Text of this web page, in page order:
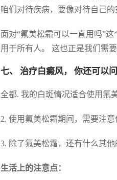
咱们对待疾病，要像对待自己
面对“氟美松霜可以一直用吗”
用于所有人。 这也正是我们需
七、 治疗白癜风， 你还可以
全都. 我的白斑情况适合使用氟
2. 使用氟美松霜期间，需要注意
3. 除了氟美松霜，还有什么其他
生活上的注意点：